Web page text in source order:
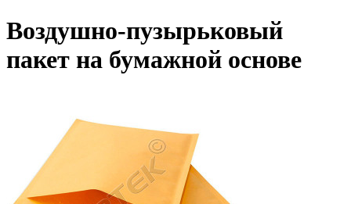
Воздушно-пузырьковый
пакет на бумажной основе